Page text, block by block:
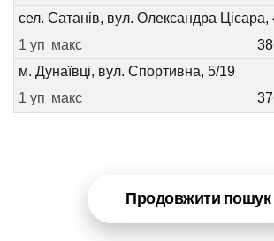
сел. Сатанів, вул. Олександра Цісара,
1 уп макс
м. Дунаївці, вул. Спортивна, 5/19
1 уп макс
Продовжити пошук